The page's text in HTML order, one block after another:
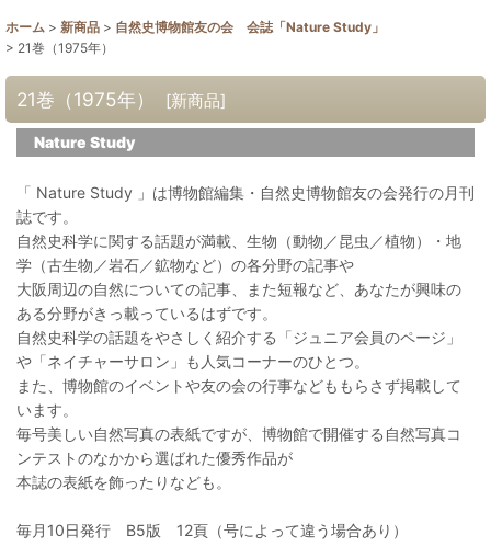
ホーム > 新商品 > 自然史博物館友の会 会誌「Nature Study」
> 21巻（1975年）
21巻（1975年） [新商品]
Nature Study
「 Nature Study 」は博物館編集・自然史博物館友の会発行の月刊
誌です。
自然史科学に関する話題が満載、生物（動物／昆虫／植物）・地
学（古生物／岩石／鉱物など）の各分野の記事や
大阪周辺の自然についての記事、また短報など、あなたが興味の
ある分野がきっ載っているはずです。
自然史科学の話題をやさしく紹介する「ジュニア会員のページ」
や「ネイチャーサロン」も人気コーナーのひとつ。
また、博物館のイベントや友の会の行事などももらさず掲載して
います。
毎号美しい自然写真の表紙ですが、博物館で開催する自然写真コ
ンテストのなかから選ばれた優秀作品が
本誌の表紙を飾ったりなども。
毎月10日発行 B5版 12頁（号によって違う場合あり）